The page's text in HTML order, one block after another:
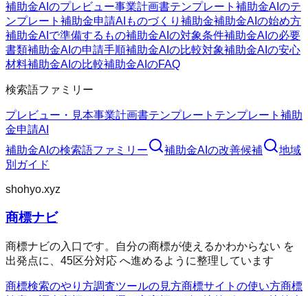
補助金AIのプレビュー事業計画書テンプレート 補助金AIのテ
ンプレート 補助金申請AI ものづくり補助金補助金AIの始め方
補助金AIで準備するもの補助金AIの対象条件補助金AIの必要
書類補助金AIの申請手順補助金AIの比較対象補助金AIの安心
材料補助金AIの比較補助金AIのFAQ
検索語ファミリー
プレビュー・見本事業計画書テンプレート テンプレート 補助
金申請AI
補助金AI の検索語ファミリー 補助金AI の改善候補
地域
別ガイド
shohyo.xyz
商標ナビ
商標ナビの入口です。自分の商標が使えるかわからない を
出発点に、45区分対応 へ進めるように整理しています
商標検索のやり方調査ツールの見方商標サイトの使い方商標